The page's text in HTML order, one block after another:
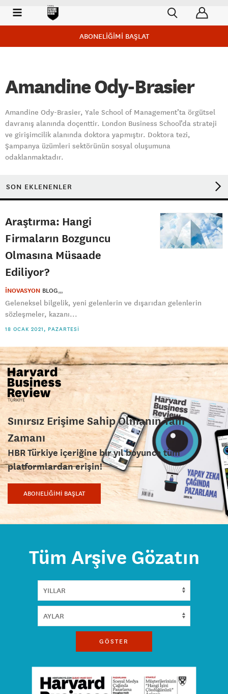
ABONELİĞİMİ BAŞLAT
Amandine Ody-Brasier
Amandine Ody-Brasier, Yale School of Management’ta örgütsel
davranış alanında doçenttir. London Business School’da strateji
ve girişimcilik alanında doktora yapmıştır. Doktora tezi,
Şampanya üzümleri sektörünün sosyal oluşumuna
odaklanmaktadır.
SON EKLENENLER
Araştırma: Hangi
Firmaların Bozguncu
Olmasına Müsaade
Ediliyor?
İNOVASYON BLOG
Geleneksel bilgelik, yeni gelenlerin ve dışarıdan gelenlerin
sözleşmeler, kazanı...
18 OCAK 2021, PAZARTESI
Sınırsız Erişime Sahip Olmanın Tam
Zamanı
HBR Türkiye içeriğine bir yıl boyunca tüm
platformlardan erişin!
ABONELİĞİMİ BAŞLAT
Tüm Arşive Gözatın
GÖSTER